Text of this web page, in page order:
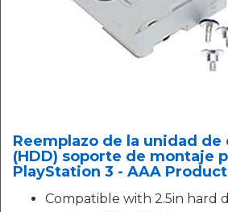
Reemplazo de la unidad
(HDD) soporte de montaje
PlayStation 3 - AAA
Compatible with 2.5in hard